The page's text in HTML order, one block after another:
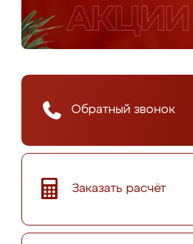
Обратный звонок
Заказать расчёт